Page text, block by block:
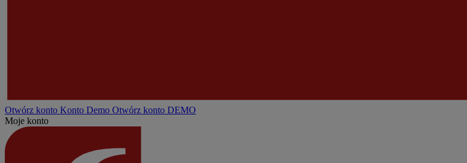
Otwórz konto Konto Demo Otwórz konto DEMO
Moje konto